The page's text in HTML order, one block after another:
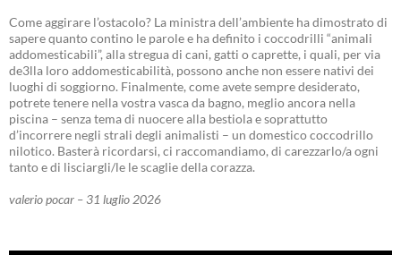
Come aggirare l’ostacolo? La ministra dell’ambiente ha dimostrato di
sapere quanto contino le parole e ha definito i coccodrilli “animali
addomesticabili”, alla stregua di cani, gatti o caprette, i quali, per via
de3lla loro addomesticabilità, possono anche non essere nativi dei
luoghi di soggiorno. Finalmente, come avete sempre desiderato,
potrete tenere nella vostra vasca da bagno, meglio ancora nella
piscina – senza tema di nuocere alla bestiola e soprattutto
d’incorrere negli strali degli animalisti – un domestico coccodrillo
nilotico. Basterà ricordarsi, ci raccomandiamo, di carezzarlo/a ogni
tanto e di lisciargli/le le scaglie della corazza.
valerio pocar – 31 luglio 2026